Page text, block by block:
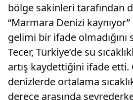
bölge sakinleri tarafından
“Marmara Denizi
gelimi bir ifade olmadığını
Tecer, Türkiye’de su
artış kaydettiğini ifade etti.
denizlerde ortalama
derece arasında